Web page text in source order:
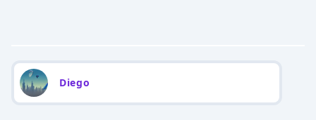
Diego